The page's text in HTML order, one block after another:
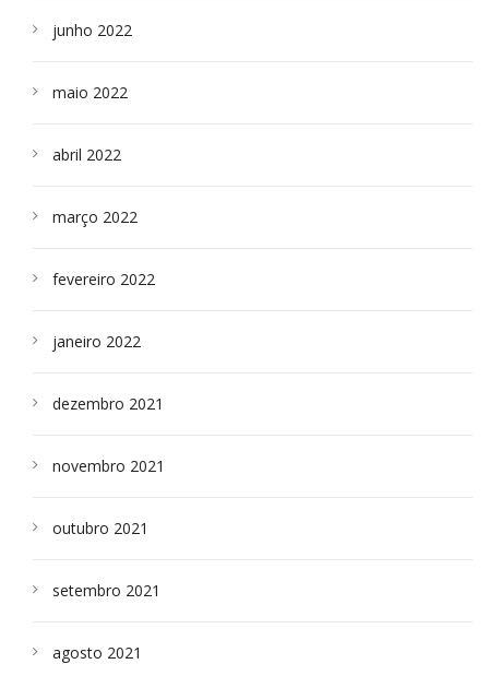
junho 2022
maio 2022
abril 2022
março 2022
fevereiro 2022
janeiro 2022
dezembro 2021
novembro 2021
outubro 2021
setembro 2021
agosto 2021